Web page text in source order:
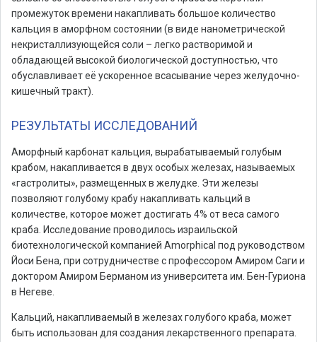
промежуток времени накапливать большое количество
кальция в аморфном состоянии (в виде нанометрической
некристаллизующейся соли – легко растворимой и
обладающей высокой биологической доступностью, что
обуславливает её ускоренное всасывание через желудочно-
кишечный тракт).
РЕЗУЛЬТАТЫ ИССЛЕДОВАНИЙ
Аморфный карбонат кальция, вырабатываемый голубым
крабом, накапливается в двух особых железах, называемых
«гастролиты», размещенных в желудке. Эти железы
позволяют голубому крабу накапливать кальций в
количестве, которое может достигать 4% от веса самого
краба. Исследование проводилось израильской
биотехнологической компанией Amorphical под руководством
Йоси Бена, при сотрудничестве с профессором Амиром Саги и
доктором Амиром Берманом из университета им. Бен-Гуриона
в Негеве.
Кальций, накапливаемый в железах голубого краба, может
быть использован для создания лекарственного препарата.